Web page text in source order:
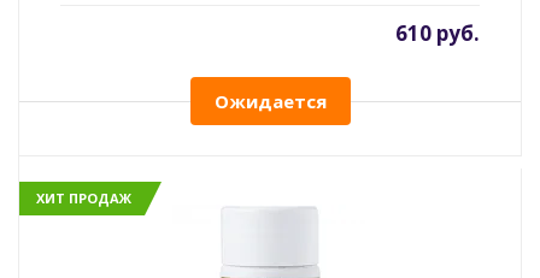
610 руб.
Ожидается
ХИТ ПРОДАЖ